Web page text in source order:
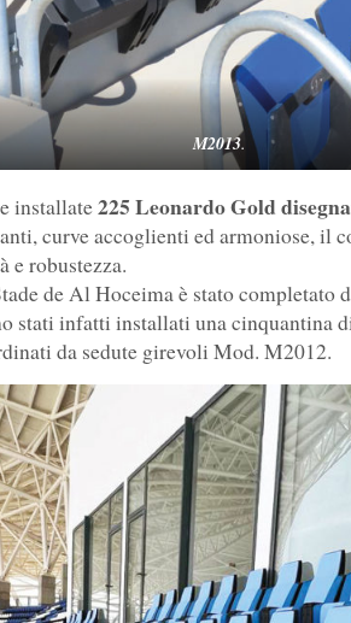
M2013.
installate225 Leonardo Gold
curve accoglienti ed armoniose, il
e robustezza.
de Al Hoceima è stato completato
stati infatti installati una cinquantina
da sedute girevoli Mod. M2012.